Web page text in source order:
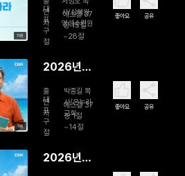
10분
일 하나님
손에서 하
나 되는 나
라
연
자
사/심혜원
영성수련원
대
표
구
절
에스겔 37
장 15절
~28절
좋아요 공유
11분
2026년
일 절망에
서 일으키
는 하나님
의 영
출
연
자
박종길 목
사/온누리
교회
대
표
구
절
에스겔 37
장 1절
~14절
좋아요 공유
2026년